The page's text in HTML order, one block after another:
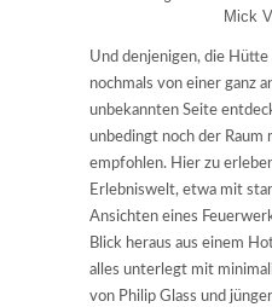
Mick
Und denjenigen, die Hütte
nochmals von einer ganz
unbekannten Seite
unbedingt noch der
empfohlen. Hier zu
Erlebniswelt, etwa mit
Ansichten eines
Blick heraus aus einem
alles unterlegt mit
von Philip Glass und